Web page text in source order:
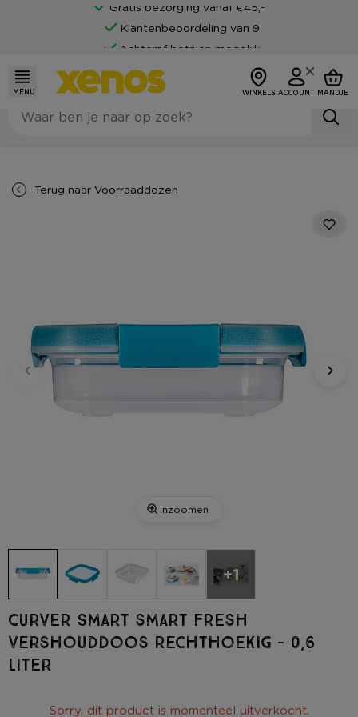
Gratis bezorging vanaf €45,-*
Klantenbeoordeling van 9
Achteraf betalen mogelijk
MENU WINKELS ACCOUNT MANDJE
Terug naar Voorraaddozen
Inzoomen
+1
Curver Smart smart fresh
vershouddoos rechthoekig - 0,6
liter
Sorry, dit product is momenteel uitverkocht.